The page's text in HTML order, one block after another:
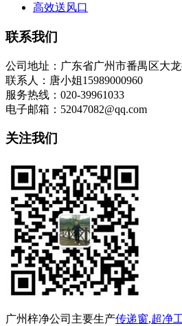
高效送风口
联系我们
公司地址：广东省广州市番禺区大
联系人：唐小姐15989000960
服务热线：020-39961033
电子邮箱：52047082@qq.com
关注我们
广州梓净公司主要生产传递窗,超净